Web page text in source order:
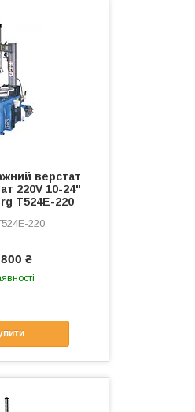
верстат
220V 10-24"
T524E-220
220
₴